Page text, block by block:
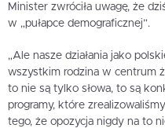
Minister zwróciła uwagę, że
w „pułapce demograficznej”.
„Ale nasze działania jako
wszystkim rodzina w centrum
to nie są tylko słowa, to są
programy, które
tego, że opozycja nigdy na to